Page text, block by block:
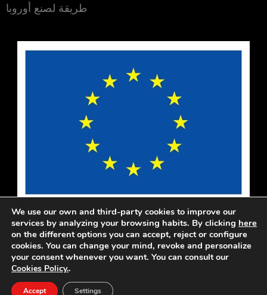
طريقة لصنع أوروبا
البداية حولنا الإنتاج فعاليات
الاخبار
للتواصل معنا
We use our own and third-party cookies to improve our
services by analyzing your browsing habits. By clicking here
on the different options you can accept, reject or configure
cookies. You can change your mind, revoke and personalize
your consent whenever you want. You can consult our
Cookies Policy..
Accept Settings